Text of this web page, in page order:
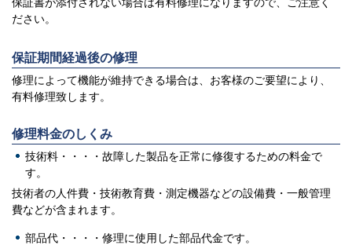
ださい。
保証期間経過後の修理
修理によって機能が維持できる場合は、お客様のご要望により、
有料修理致します。
修理料金のしくみ
技術料・・・・故障した製品を正常に修復するための料金で
す。
技術者の人件費・技術教育費・測定機器などの設備費・一般管理
費などが含まれます。
部品代・・・・修理に使用した部品代金です。